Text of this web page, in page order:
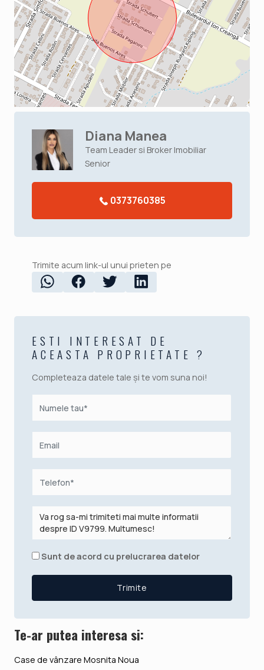
Diana Manea
Team Leader si Broker Imobiliar
Senior
0373760385
Trimite acum link-ul unui prieten pe
ESTI INTERESAT DE
ACEASTA PROPRIETATE ?
Completeaza datele tale și te vom suna noi!
Sunt de acord cu prelucrarea datelor
Te-ar putea interesa si:
Case de vânzare Mosnita Noua